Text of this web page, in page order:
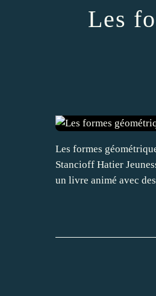
Les
Les formes
Stancioff Hatier
un livre animé avec